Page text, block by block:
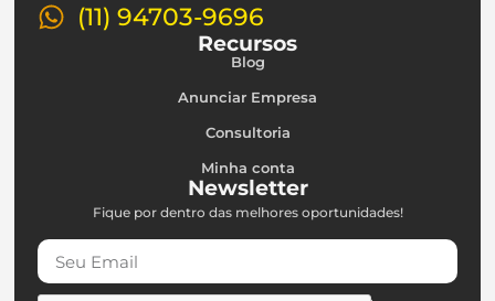
(11) 94703-9696
Recursos
Blog
Anunciar Empresa
Consultoria
Minha conta
Newsletter
Fique por dentro das melhores oportunidades!